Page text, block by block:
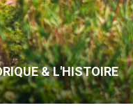
& L'HISTOIRE